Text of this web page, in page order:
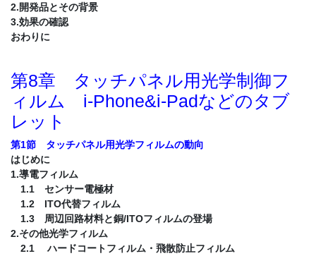
2.開発品とその背景
3.効果の確認
おわりに
第8章 タッチパネル用光学制御フ
ィルム i-Phone&i-Padなどのタブ
レット
第1節 タッチパネル用光学フィルムの動向
はじめに
1.導電フィルム
1.1 センサー電極材
1.2 ITO代替フィルム
1.3 周辺回路材料と銅/ITOフィルムの登場
2.その他光学フィルム
2.1 ハードコートフィルム・飛散防止フィルム